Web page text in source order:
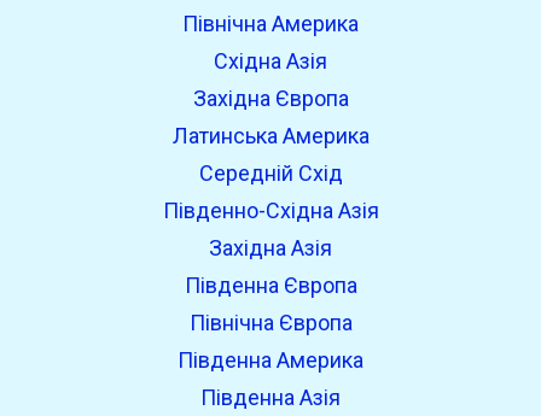
Північна Америка
Східна Азія
Західна Європа
Латинська Америка
Середній Схід
Південно-Східна Азія
Західна Азія
Південна Європа
Північна Європа
Південна Америка
Південна Азія